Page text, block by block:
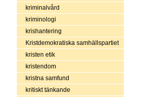
kriminalvård
kriminologi
krishantering
Kristdemokratiska samhällspartiet
kristen etik
kristendom
kristna samfund
kritiskt tänkande